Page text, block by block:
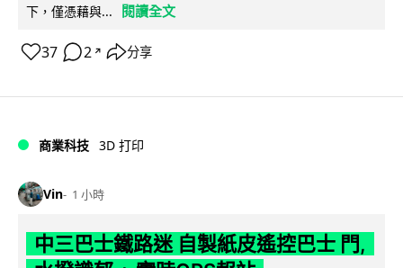
下，僅憑藉與...
閱讀全文
37 2 ↗ 分享
商業科技 3D 打印
Vin 1 小時
中三巴士鐵路迷 自製紙皮遙控巴士 門,